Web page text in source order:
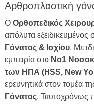
Αρθροπλαστική
Ο Ορθοπεδικός
απόλυτα εξειδικευμένος
Γόνατος & Ισχίου. Με
εμπειρία στο Νο1
των ΗΠΑ (HSS, New
ερευνητικά στον τομέα
Γόνατος. Ταυτοχρόνως